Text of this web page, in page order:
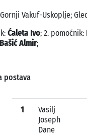
Vakuf-Uskoplje;
Ćaleta Ivo; 2. pomoćnik:
Bašić Almir;
postava
1
Vasilj
Joseph
Dane